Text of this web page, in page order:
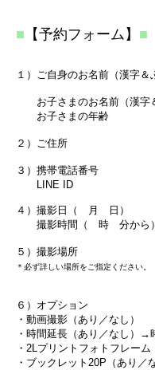
■ 【予約フォーム】 ■
１）ご自身のお名前（漢字＆
お子さまのお名前（漢字
お子さまの年齢
２）ご住所
３）携帯電話番号
​ LINE ID
４）撮影日（ 月 日）
撮影時間（ 時 分から）
５）撮影場所
＊必ず詳しい場所をご指定ください。
６）オプション
・動画撮影（あり／なし）
・時間延長（あり／なし）→
・2Lプリントフォトフレーム
・ブックレット20P（あり／